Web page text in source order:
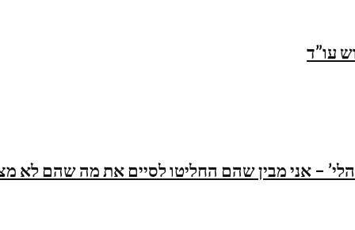
– אני מבין שהם החליטו לסיים את מה שהם לא